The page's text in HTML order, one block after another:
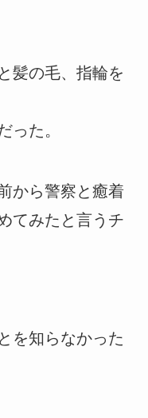
髪の毛、指輪を
った。
から警察と癒着
てみたと言うチ
を知らなかった